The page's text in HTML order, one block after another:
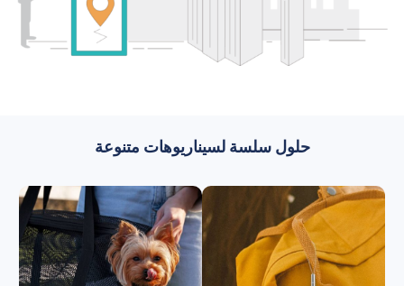
حلول سلسة لسيناريوهات متنوعة